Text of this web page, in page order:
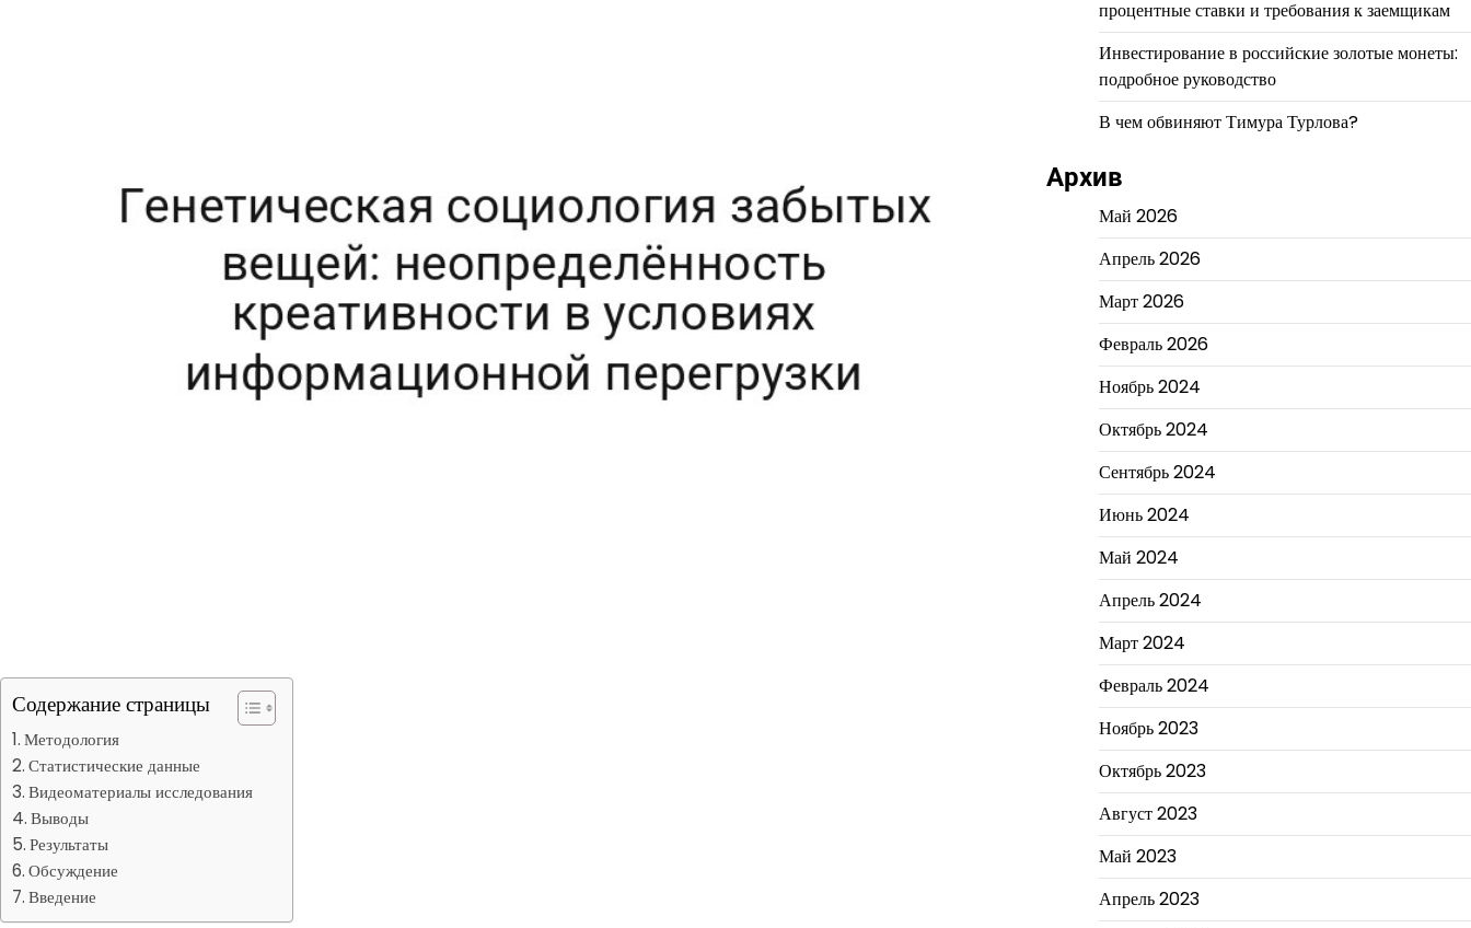
Содержание страницы
Методология
Статистические данные
Видеоматериалы исследования
Выводы
Результаты
Обсуждение
Введение
процентные ставки и требования к заемщикам
Инвестирование в российские золотые монеты:
подробное руководство
В чем обвиняют Тимура Турлова?
Архив
Май 2026
Апрель 2026
Март 2026
Февраль 2026
Ноябрь 2024
Октябрь 2024
Сентябрь 2024
Июнь 2024
Май 2024
Апрель 2024
Март 2024
Февраль 2024
Ноябрь 2023
Октябрь 2023
Август 2023
Май 2023
Апрель 2023